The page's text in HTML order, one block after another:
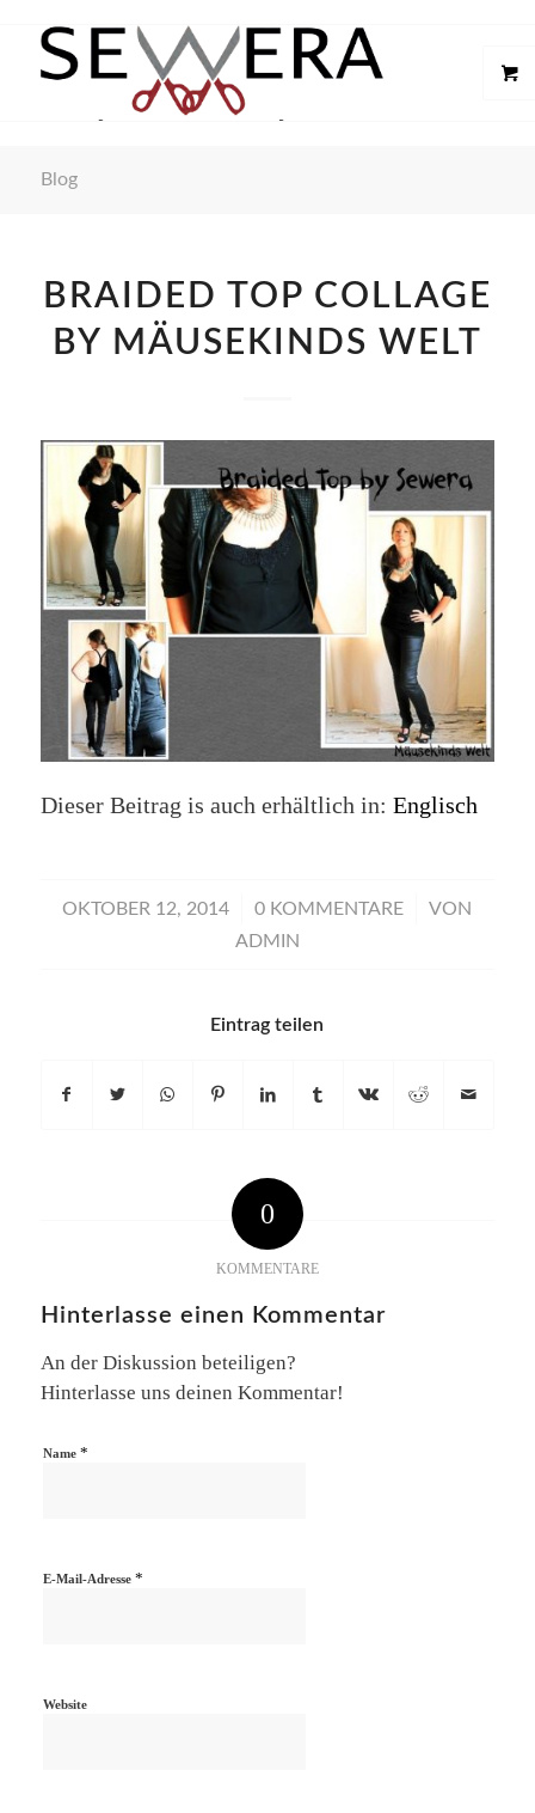
Blog
BRAIDED TOP COLLAGE
BY MÄUSEKINDS WELT
Dieser Beitrag is auch erhältlich in: Englisch
OKTOBER 12, 2014
/ 0 KOMMENTARE
/
VON
ADMIN
Eintrag teilen
0
KOMMENTARE
Hinterlasse einen Kommentar
An der Diskussion beteiligen?
Hinterlasse uns deinen Kommentar!
Name *
E-Mail-Adresse *
Website